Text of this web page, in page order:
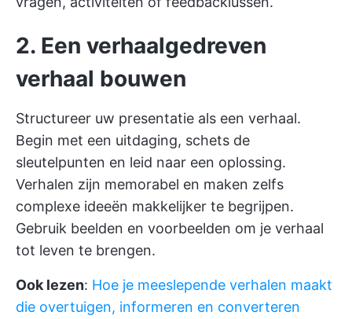
2. Een verhaalgedreven
verhaal bouwen
Structureer uw presentatie als een verhaal.
Begin met een uitdaging, schets de
sleutelpunten en leid naar een oplossing.
Verhalen zijn memorabel en maken zelfs
complexe ideeën makkelijker te begrijpen.
Gebruik beelden en voorbeelden om je verhaal
tot leven te brengen.
Ook lezen: Hoe je meeslepende verhalen maakt
die overtuigen, informeren en converteren